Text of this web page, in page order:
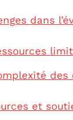
dans
des
et